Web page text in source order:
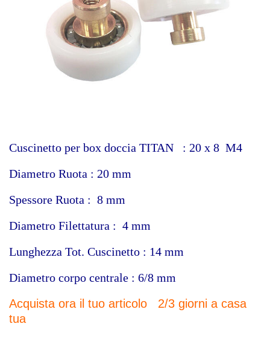
Cuscinetto per box doccia TITAN : 20 x 8 M4
Diametro Ruota : 20 mm
Spessore Ruota : 8 mm
Diametro Filettatura : 4 mm
Lunghezza Tot. Cuscinetto : 14 mm
Diametro corpo centrale : 6/8 mm
Acquista ora il tuo articolo 2/3 giorni a casa
tua